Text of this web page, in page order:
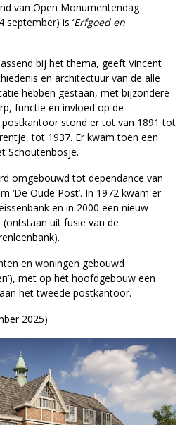
van Open Monumentendag
september) is ‘Erfgoed en
bij het thema, geeft Vincent
en architectuur van de alle
hebben gestaan, met bijzondere
functie en invloed op de
postkantoor stond er tot van 1891 tot
tot 1937. Er kwam toen een
Schoutenbosje.
omgebouwd tot dependance van
‘De Oude Post’. In 1972 kwam er
en in 2000 een nieuw
uit fusie van de
en woningen gebouwd
met op het hoofdgebouw een
het tweede postkantoor.
2025)